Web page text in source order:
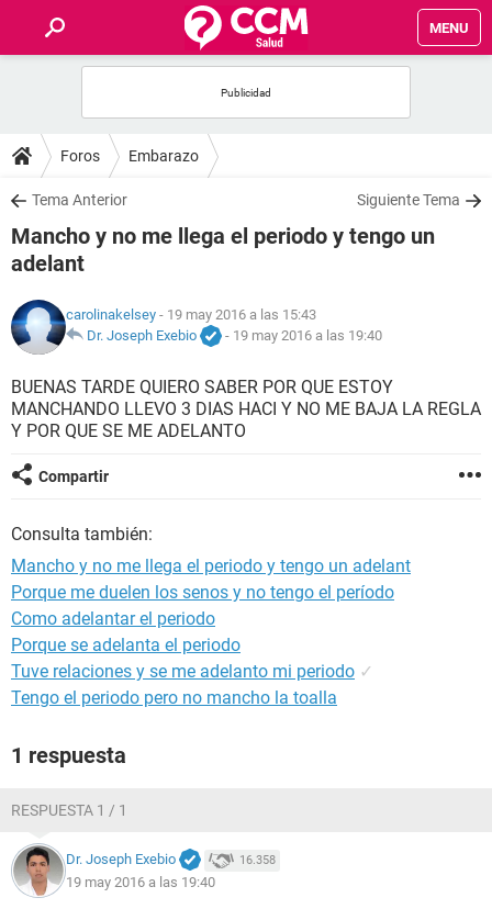
MENU
FOROS
SALUD
FAMILIA
NUTRICIÓN
SEXUALIDAD
GLOSARIO
Foros Embarazo
Tema Anterior Siguiente Tema
Mancho y no me llega el periodo y tengo un
adelant
carolinakelsey - 19 may 2016 a las 15:43
Dr. Joseph Exebio
- 19 may 2016 a las 19:40
BUENAS TARDE QUIERO SABER POR QUE ESTOY
MANCHANDO LLEVO 3 DIAS HACI Y NO ME BAJA LA REGLA
Y POR QUE SE ME ADELANTO
Compartir
Consulta también:
Mancho y no me llega el periodo y tengo un adelant
Porque me duelen los senos y no tengo el período
Como adelantar el periodo
Porque se adelanta el periodo
Tuve relaciones y se me adelanto mi periodo ✓
Tengo el periodo pero no mancho la toalla
1 respuesta
RESPUESTA 1 / 1
Dr. Joseph Exebio 16.358
19 may 2016 a las 19:40